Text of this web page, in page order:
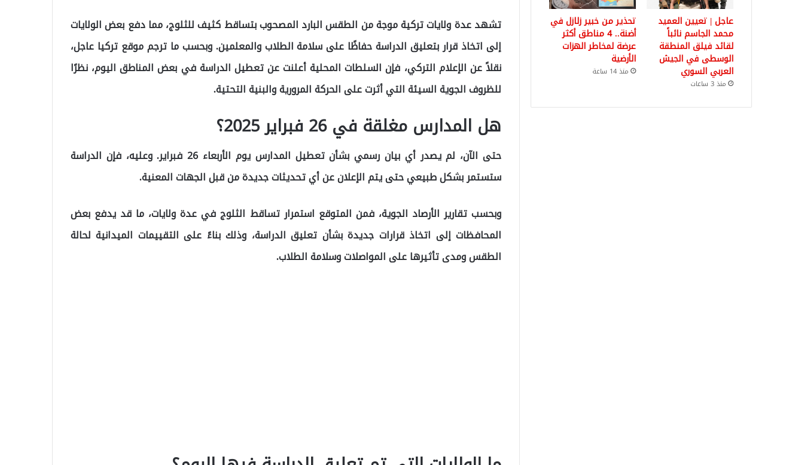
تشهد عدة ولايات تركية موجة من الطقس البارد المصحوب بتساقط كثيف للثلوج، مما دفع بعض الولايات
إلى اتخاذ قرار بتعليق الدراسة حفاظًا على سلامة الطلاب والمعلمين. وبحسب ما ترجم موقع تركيا عاجل،
نقلاً عن الإعلام التركي، فإن السلطات المحلية أعلنت عن تعطيل الدراسة في بعض المناطق اليوم، نظرًا
للظروف الجوية السيئة التي أثرت على الحركة المرورية والبنية التحتية.
هل المدارس مغلقة في 26 فبراير 2025؟
حتى الآن، لم يصدر أي بيان رسمي بشأن تعطيل المدارس يوم الأربعاء 26 فبراير. وعليه، فإن الدراسة
ستستمر بشكل طبيعي حتى يتم الإعلان عن أي تحديثات جديدة من قبل الجهات المعنية.
وبحسب تقارير الأرصاد الجوية، فمن المتوقع استمرار تساقط الثلوج في عدة ولايات، ما قد يدفع بعض
المحافظات إلى اتخاذ قرارات جديدة بشأن تعليق الدراسة، وذلك بناءً على التقييمات الميدانية لحالة
الطقس ومدى تأثيرها على المواصلات وسلامة الطلاب.
عاجل | تعيين العميد
محمد الجاسم نائباً
لقائد فيلق المنطقة
الوسطى في الجيش
العربي السوري
منذ 3 ساعات
تحذير من خبير زلازل في
أضنة.. 4 مناطق أكثر
عرضة لمخاطر الهزات
الأرضية
منذ 14 ساعة